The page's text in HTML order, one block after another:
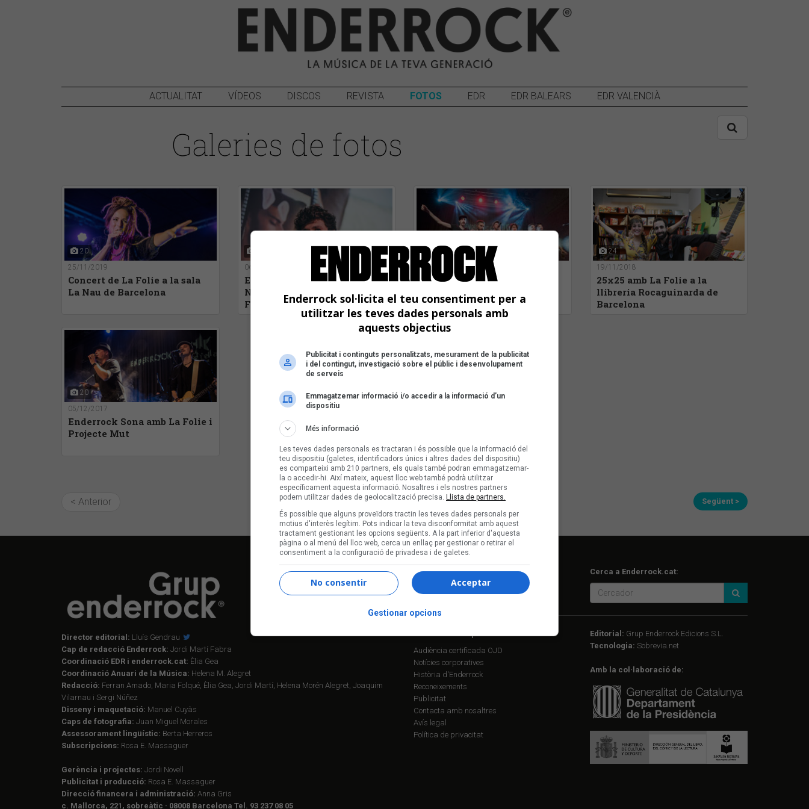
ACTUALITAT VÍDEOS DISCOS REVISTA FOTOS EDR EDR BALEARS EDR VALENCIÀ
Galeries de fotos
20
25/11/2019
Concert de La Folie a la sala
La Nau de Barcelona
06/11/2019
Enderrock Sona amb Miki
Núñez i La Folie a l'Antiga
Fàbrica Damm (Barcelona)
34
14/05/2019
Enderrock Sona amb Porto
Bello i La Folie a la Damm
24
19/11/2018
25x25 amb La Folie a la
llibreria Rocaguinarda de
Barcelona
20
05/12/2017
Enderrock Sona amb La Folie i
Projecte Mut
Pàgina 1 de 1
< Anterior Següent >
Director editorial: Lluís Gendrau
Cap de redacció Enderrock: Jordi Martí Fabra
Coordinació EDR i enderrock.cat: Èlia Gea
Coordinació Anuari de la Música: Helena M. Alegret
Redacció: Ferran Amado, Maria Folqué, Èlia Gea, Jordi Martí, Helena Morén Alegret, Joaquim
Vilarnau i Sergi Núñez
Disseny i maquetació: Manuel Cuyàs
Caps de fotografia: Juan Miguel Morales
Assessorament lingüístic: Berta Herreros
Subscripcions: Rosa E. Massaguer
Gerència i projectes: Jordi Novell
Publicitat i producció: Rosa E. Massaguer
Direcció financera i administració: Anna Gris
c. Mallorca, 221, sobreàtic · 08008 Barcelona Tel. 93 237 08 05
Segueix-nos a: Cerca a Enderrock.cat:
Informació corporativa
Audiència certificada OJD
Notícies corporatives
Història d'Enderrock
Reconeixements
Publicitat
Contacta amb nosaltres
Avís legal
Política de privacitat
Editorial: Grup Enderrock Edicions S.L.
Tecnologia: Sobrevia.net
Amb la col·laboració de:
Enderrock sol·licita el teu consentiment per a
utilitzar les teves dades personals amb
aquests objectius
Publicitat i continguts personalitzats, mesurament de la publicitat
i del contingut, investigació sobre el públic i desenvolupament
de serveis
Emmagatzemar informació i/o accedir a la informació d’un
dispositiu
Més informació
Les teves dades personals es tractaran i és possible que la informació del
teu dispositiu (galetes, identificadors únics i altres dades del dispositiu)
es comparteixi amb 210 partners, els quals també podran emmagatzemar-
la o accedir-hi. Així mateix, aquest lloc web també podrà utilitzar
específicament aquesta informació. Nosaltres i els nostres partners
podem utilitzar dades de geolocalització precisa. Llista de partners.
És possible que alguns proveïdors tractin les teves dades personals per
motius d'interès legítim. Pots indicar la teva disconformitat amb aquest
tractament gestionant les opcions següents. A la part inferior d'aquesta
pàgina o al menú del lloc web, cerca un enllaç per gestionar o retirar el
consentiment a la configuració de privadesa i de galetes.
Acceptar
No consentir
Gestionar opcions